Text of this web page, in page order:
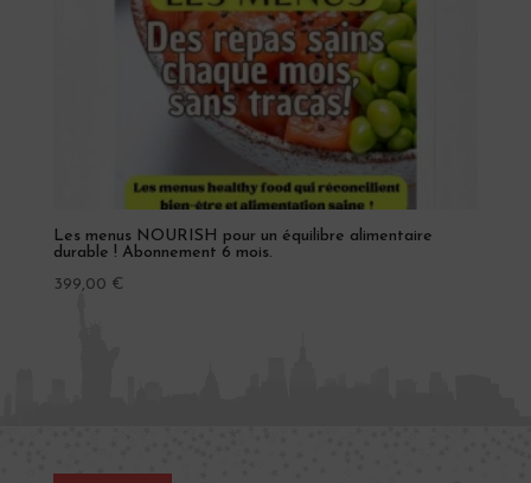
Les menus NOURISH pour un équilibre alimentaire
durable ! Abonnement 6 mois.
399,00 €